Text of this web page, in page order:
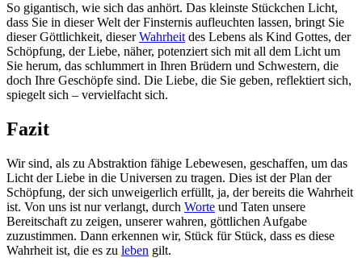
So gigantisch, wie sich das anhört. Das kleinste Stückchen Licht,
dass Sie in dieser Welt der Finsternis aufleuchten lassen, bringt Sie
dieser Göttlichkeit, dieserWahrheit des Lebens als Kind Gottes, der
Schöpfung, der Liebe, näher, potenziert sich mit all dem Licht um
Sie herum, das schlummert in Ihren Brüdern und Schwestern, die
doch Ihre Geschöpfe sind. Die Liebe, die Sie geben, reflektiert sich,
spiegelt sich – vervielfacht sich.
Fazit
Wir sind, als zu Abstraktion fähige Lebewesen, geschaffen, um das
Licht der Liebe in die Universen zu tragen. Dies ist der Plan der
Schöpfung, der sich unweigerlich erfüllt, ja, der bereits die Wahrheit
ist. Von uns ist nur verlangt, durch Worte und Taten unsere
Bereitschaft zu zeigen, unserer wahren, göttlichen Aufgabe
zuzustimmen. Dann erkennen wir, Stück für Stück, dass es diese
Wahrheit ist, die es zu leben gilt.